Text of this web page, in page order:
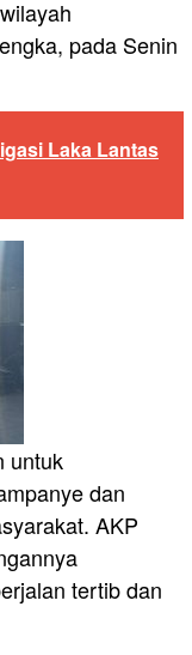
pada Senin
Laka Lantas
untuk
dan
AKP
tertib dan